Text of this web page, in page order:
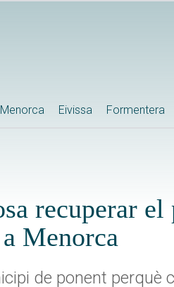
Menorca Eivissa Formentera
recuperar
Menorca
de ponent